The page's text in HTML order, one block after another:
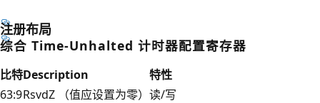
注册布局
综合 Time-Unhalted 计时器配置寄存器
比特Description
特性
63:9RsvdZ （值应设置为零） 读/写